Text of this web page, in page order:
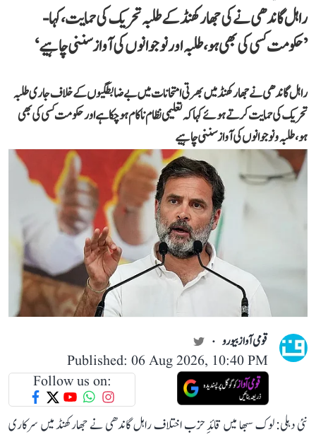
راہل گاندھی نے کی جھارکھنڈ کے طلبہ تحریک کی حمایت، کہا-
’حکومت کسی کی بھی ہو، طلبہ اور نوجوانوں کی آواز سننی چاہیے‘
راہل گاندھی نے جھارکھنڈ میں بھرتی امتحانات میں بے ضابطگیوں کے خلاف جاری طلبہ
تحریک کی حمایت کرتے ہوئے کہا کہ تعلیمی نظام ناکام ہو چکا ہے اور حکومت کسی کی بھی
ہو، طلبہ و نوجوانوں کی آواز سننی چاہیے
قومی آواز بیورو
Published: 06 Aug 2026, 10:40 PM
Follow us on:
نئی دہلی: لوک سبھا میں قائدِ حزب اختلاف راہل گاندھی نے جھارکھنڈ میں سرکاری